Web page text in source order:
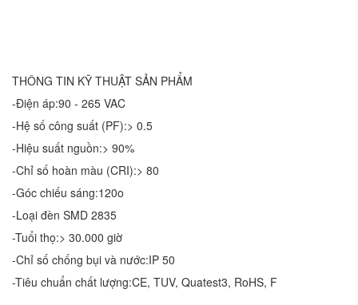
THÔNG TIN KỸ THUẬT SẢN PHẨM
-Điện áp:90 - 265 VAC
-Hệ số công suất (PF):> 0.5
-Hiệu suất nguồn:> 90%
-Chỉ số hoàn màu (CRI):> 80
-Góc chiếu sáng:120o
-Loại đèn SMD 2835
-Tuổi thọ:> 30.000 giờ
-Chỉ số chống bụi và nước:IP 50
-Tiêu chuẩn chất lượng:CE, TUV, Quatest3, RoHS, F